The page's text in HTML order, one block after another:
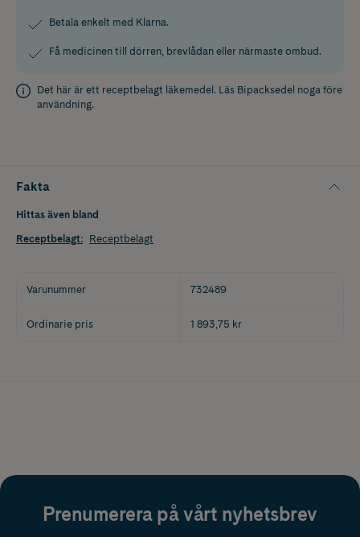
Betala enkelt med Klarna.
Få medicinen till dörren, brevlådan eller närmaste ombud.
Det här är ett receptbelagt läkemedel. Läs Bipacksedel noga före
användning.
Fakta
Hittas även bland
Receptbelagt: Receptbelagt
Varunummer 732489
Ordinarie pris 1 893,75 kr
Prenumerera på vårt nyhetsbrev